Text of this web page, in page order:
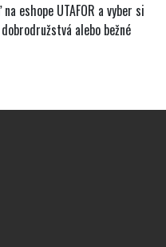
eshope UTAFOR a vyber si
alebo bežné